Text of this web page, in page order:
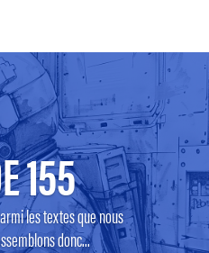
155
les textes que nous
donc...